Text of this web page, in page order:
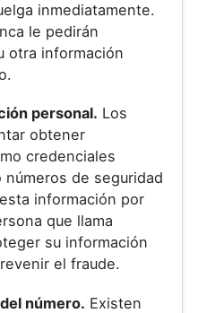
inmediatamente.
le pedirán
otra información
personal. Los
obtener
credenciales
de seguridad
información por
que llama
su información
el fraude.
número. Existen